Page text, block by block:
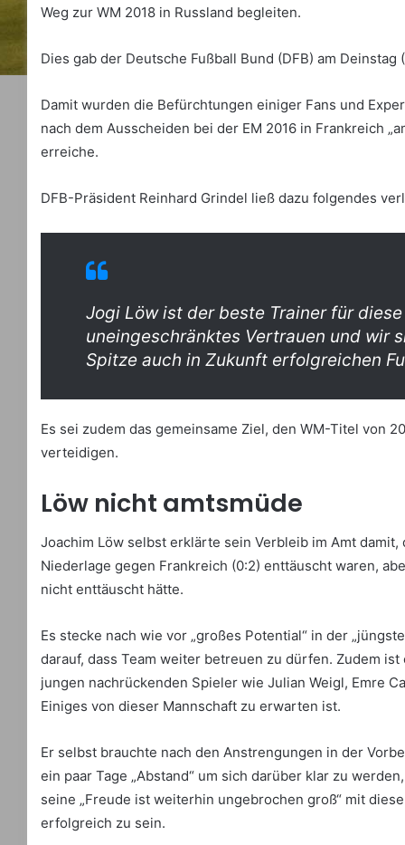
Weg zur WM 2018 in Russland begleiten.
Dies gab der Deutsche Fußball Bund (DFB) am Deinstag
Damit wurden die Befürchtungen einiger Fans und
nach dem Ausscheiden bei der EM 2016 in Frankreich
erreiche.
DFB-Präsident Reinhard Grindel ließ dazu folgendes
Jogi Löw ist der beste Trainer für
uneingeschränktes Vertrauen und wir
Spitze auch in Zukunft erfolgreichen
Es sei zudem das gemeinsame Ziel, den WM-Titel von
verteidigen.
Löw nicht amtsmüde
Joachim Löw selbst erklärte sein Verbleib im Amt damit,
Niederlage gegen Frankreich (0:2) enttäuscht waren,
nicht enttäuscht hätte.
Es stecke nach wie vor „großes Potential“ in der
darauf, dass Team weiter betreuen zu dürfen. Zudem
jungen nachrückenden Spieler wie Julian Weigl, Emre
Einiges von dieser Mannschaft zu erwarten ist.
Er selbst brauchte nach den Anstrengungen in der
ein paar Tage „Abstand“ um sich darüber klar zu
seine „Freude ist weiterhin ungebrochen groß“ mit
erfolgreich zu sein.